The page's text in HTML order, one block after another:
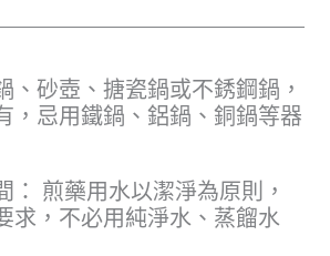
、砂壺、搪瓷鍋或不銹鋼鍋，
，忌用鐵鍋、鋁鍋、銅鍋等器
： 煎藥用水以潔淨為原則，
求，不必用純淨水、蒸餾水